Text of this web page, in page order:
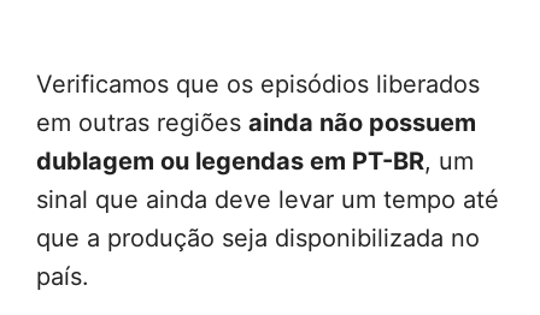
Verificamos que os episódios liberados
em outras regiões ainda não possuem
dublagem ou legendas em PT-BR, um
sinal que ainda deve levar um tempo até
que a produção seja disponibilizada no
país.